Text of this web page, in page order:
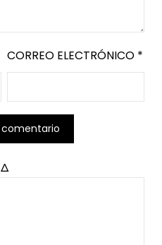
CORREO ELECTRÓNICO *
Δ